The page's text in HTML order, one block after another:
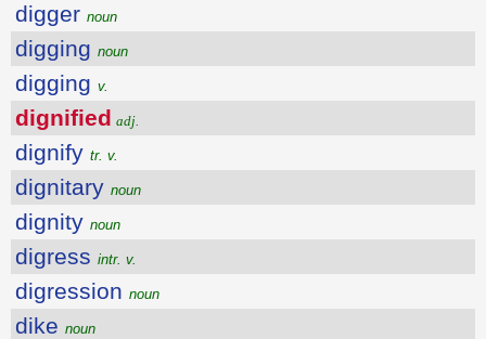
digger noun
digging noun
digging v.
dignified adj.
dignify tr. v.
dignitary noun
dignity noun
digress intr. v.
digression noun
dike noun